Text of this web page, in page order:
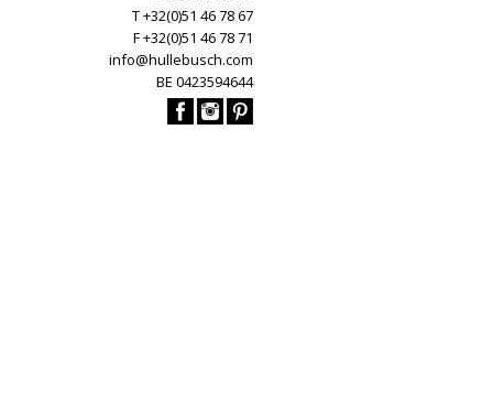
T +32(0)51 46 78 67
F +32(0)51 46 78 71
info@hullebusch.com
BE 0423594644